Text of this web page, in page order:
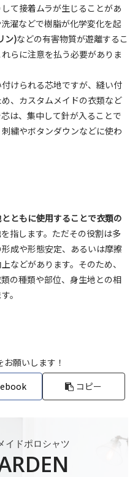
て接着ムラが生じることがあ
濯などで樹脂が化学変化を起
ン)などの有害物質が遊離するこ
らに注意を払う必要がありま
けられる芯地ですが、縫い付
、カスタムメイドの衣類など
は、集中して針が入ることで
繍やボタンダウンなどに使わ
ともに使用することで衣類の
を指します。ただその役割は多
成や形態安定、あるいは摩擦
などがあります。そのため、
の種類や部位、身生地との相
。
願いします！
コピー
イドポロシャツ